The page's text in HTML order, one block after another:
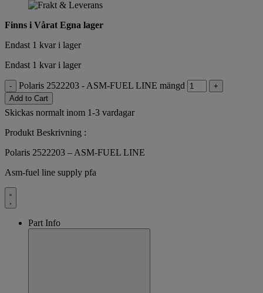
Finns i Vårat Egna lager
Endast 1 kvar i lager
Endast 1 kvar i lager
- Polaris 2522203 - ASM-FUEL LINE mängd
+
Add to Cart
Skickas normalt inom 1-3 vardagar
Produkt Beskrivning :
Polaris 2522203 – ASM-FUEL LINE
Asm-fuel line supply pfa
Part Info